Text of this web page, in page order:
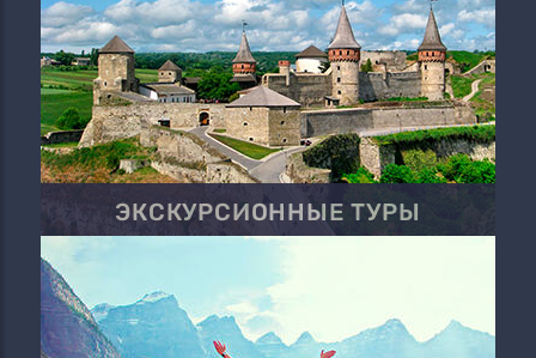
ЭКСКУРСИОННЫЕ ТУРЫ